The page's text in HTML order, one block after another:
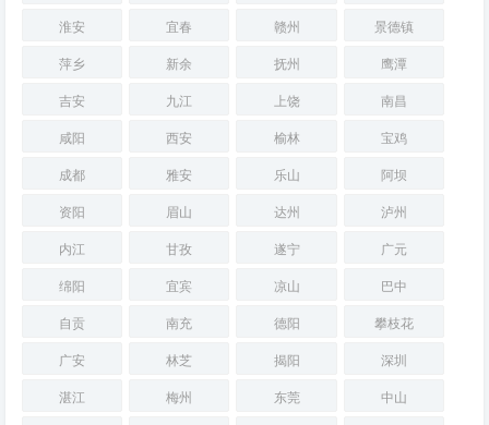
淮安
宜春 赣州
景德镇
萍乡
新余 抚州
鹰潭
吉安
九江 上饶
南昌
咸阳
西安 榆林
宝鸡
成都
雅安 乐山
阿坝
资阳
眉山 达州
泸州
内江
甘孜 遂宁
广元
绵阳
宜宾 凉山
巴中
自贡
南充 德阳
攀枝花
广安
林芝 揭阳
深圳
湛江
梅州 东莞
中山